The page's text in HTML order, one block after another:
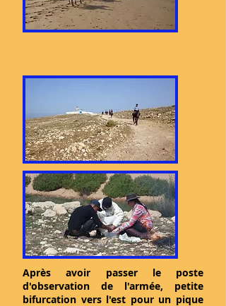
Après avoir passer le poste
d'observation de l'armée, petite
bifurcation vers l'est pour un pique